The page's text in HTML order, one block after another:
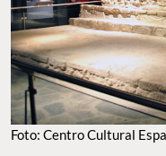
Foto: Centro Cultural